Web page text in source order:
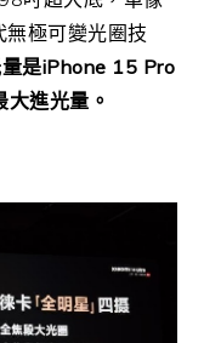
極可變光圈技
是iPhone 15 Pro
進光量。